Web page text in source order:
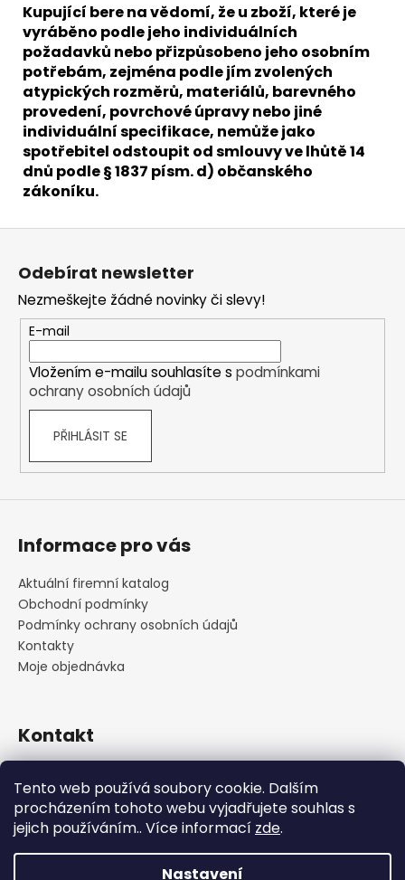
Tento web používá soubory cookie. Dalším
procházením tohoto webu vyjadřujete souhlas s
jejich používáním.. Více informací zde.
Nastavení
Kupující bere na vědomí, že u zboží, které je
vyráběno podle jeho individuálních
požadavků nebo přizpůsobeno jeho osobním
potřebám, zejména podle jím zvolených
atypických rozměrů, materiálů, barevného
provedení, povrchové úpravy nebo jiné
individuální specifikace, nemůže jako
spotřebitel odstoupit od smlouvy ve lhůtě 14
dnů podle § 1837 písm. d) občanského
zákoníku.
Z
Odebírat newsletter
Nezmeškejte žádné novinky či slevy!
E-mail
Vložením e-mailu souhlasíte s podmínkami
ochrany osobních údajů
PŘIHLÁSIT SE
Informace pro vás
Aktuální firemní katalog
Obchodní podmínky
Podmínky ochrany osobních údajů
Kontakty
Moje objednávka
Kontakt
+420 222 316 990
https://www.facebook.com/cskarlin